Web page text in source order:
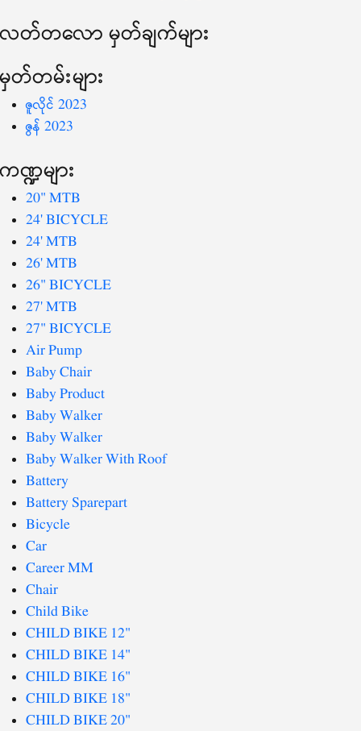
လတ်တ‌လော မှတ်ချက်များ
မှတ်တမ်းများ
ဇူလိုင် 2023
ဇွန် 2023
ကဏ္ဍများ
20" MTB
24' BICYCLE
24' MTB
26' MTB
26" BICYCLE
27' MTB
27" BICYCLE
Air Pump
Baby Chair
Baby Product
Baby Walker
Baby Walker
Baby Walker With Roof
Battery
Battery Sparepart
Bicycle
Car
Career MM
Chair
Child Bike
CHILD BIKE 12"
CHILD BIKE 14"
CHILD BIKE 16"
CHILD BIKE 18"
CHILD BIKE 20"